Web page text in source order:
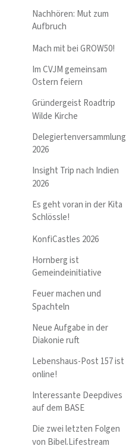
Nachhören: Mut zum
Aufbruch
Mach mit bei GROW50!
Im CVJM gemeinsam
Ostern feiern
Gründergeist Roadtrip
Wilde Kirche
Delegiertenversammlung
2026
Insight Trip nach Indien
2026
Es geht voran in der Kita
Schlössle!
KonfiCastles 2026
Hornberg ist
Gemeindeinitiative
Feuer machen und
Spachteln
Neue Aufgabe in der
Diakonie ruft
Lebenshaus-Post 157 ist
online!
Interessante Deepdives
auf dem BASE
Die zwei letzten Folgen
von Bibel.Lifestream